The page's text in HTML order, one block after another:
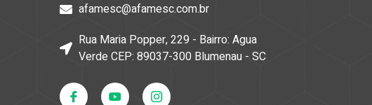
afamesc@afamesc.com.br
Rua Maria Popper, 229 - Bairro: Agua
Verde CEP: 89037-300 Blumenau - SC